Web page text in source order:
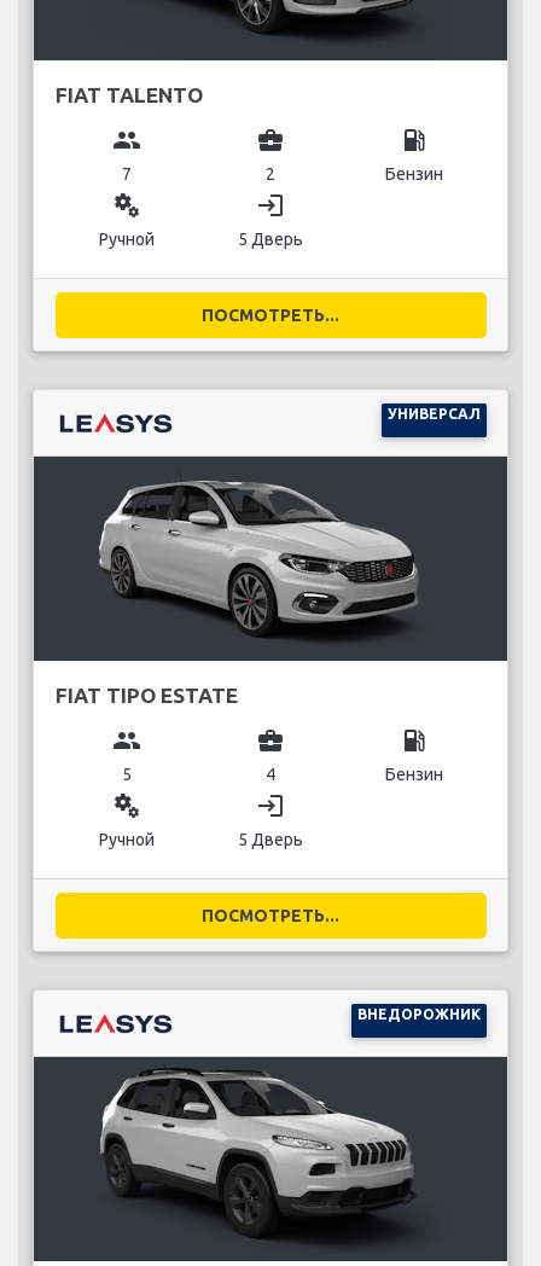
FIAT TALENTO
group
7
business_center
2
local_gas_station
Бензин
miscellaneous_services
Ручной
login
5 Дверь
ПОСМОТРЕТЬ...
УНИВЕРСАЛ
FIAT TIPO ESTATE
group
5
business_center
4
local_gas_station
Бензин
miscellaneous_services
Ручной
login
5 Дверь
ПОСМОТРЕТЬ...
ВНЕДОРОЖНИК